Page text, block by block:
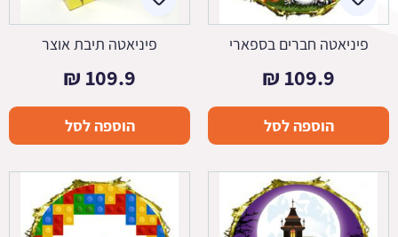
פיניאטה חברים בספארי
109.9
₪
הוספה לסל
פיניאטה תיבת אוצר
109.9
₪
הוספה לסל